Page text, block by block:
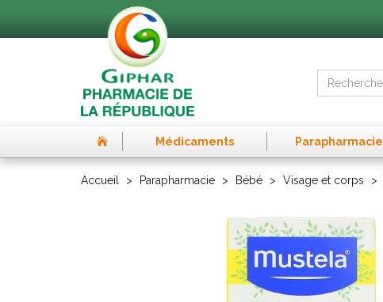
Médicaments Parapharmacie
Accueil Parapharmacie Bébé Visage et corps